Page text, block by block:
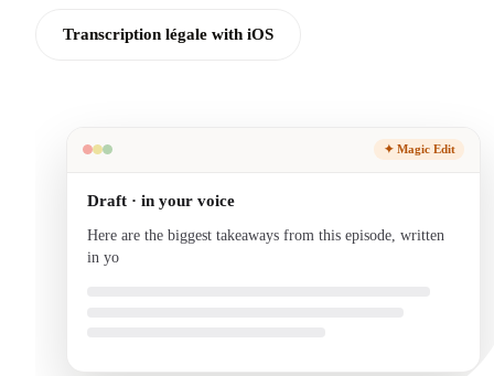
Transcription légale with iOS
✦ Magic Edit
Draft · in your voice
Here are the biggest takeaways from this episode, written
in your voice and ready to send.